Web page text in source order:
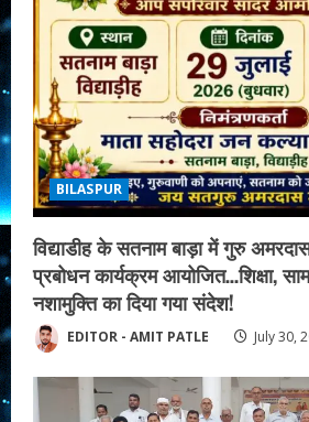
BILASPUR
विद्याडीह के सतनाम बाड़ा में गुरु
प्रबोधन कार्यक्रम आयोजित…शिक्षा,
नशामुक्ति का दिया गया संदेश!
EDITOR - AMIT PATLE July 30,